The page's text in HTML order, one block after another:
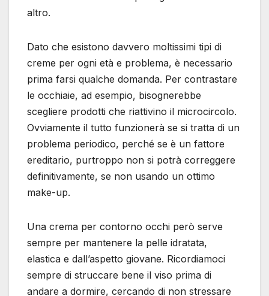
altro.
Dato che esistono davvero moltissimi tipi di
creme per ogni età e problema, è necessario
prima farsi qualche domanda. Per contrastare
le occhiaie, ad esempio, bisognerebbe
scegliere prodotti che riattivino il microcircolo.
Ovviamente il tutto funzionerà se si tratta di un
problema periodico, perché se è un fattore
ereditario, purtroppo non si potrà correggere
definitivamente, se non usando un ottimo
make-up.
Una crema per contorno occhi però serve
sempre per mantenere la pelle idratata,
elastica e dall’aspetto giovane. Ricordiamoci
sempre di struccare bene il viso prima di
andare a dormire, cercando di non stressare